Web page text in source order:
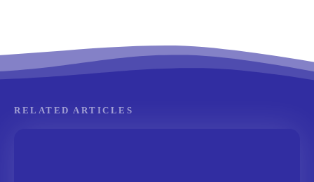
RELATED ARTICLES